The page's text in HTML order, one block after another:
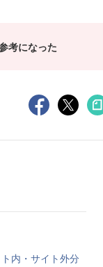
考になった
内・サイト外分